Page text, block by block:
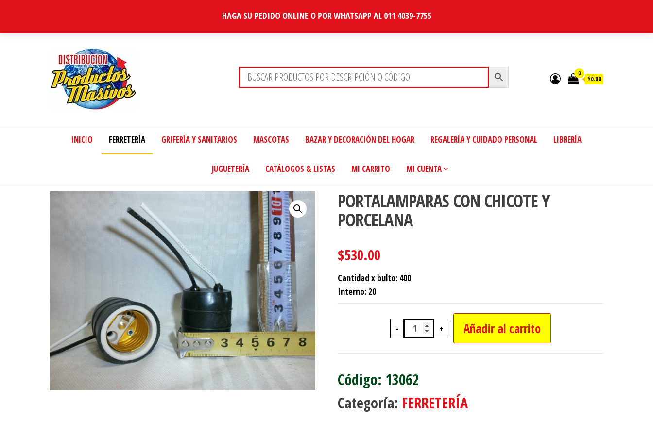
HAGA SU PEDIDO ONLINE O POR WHATSAPP AL 011 4039-7755
0
$0.00
INICIO FERRETERÍA GRIFERÍA Y SANITARIOS MASCOTAS BAZAR Y DECORACIÓN DEL HOGAR REGALERÍA Y CUIDADO PERSONAL LIBRERÍA
JUGUETERÍA CATÁLOGOS & LISTAS MI CARRITO MI CUENTA
PORTALAMPARAS CON CHICOTE Y
PORCELANA
$530.00
Cantidad x bulto: 400
Interno: 20
-
PORTALAMPARAS CON CHICOTE Y PORCELANA
+ Añadir al carrito
13062
Categoría: FERRETERÍA